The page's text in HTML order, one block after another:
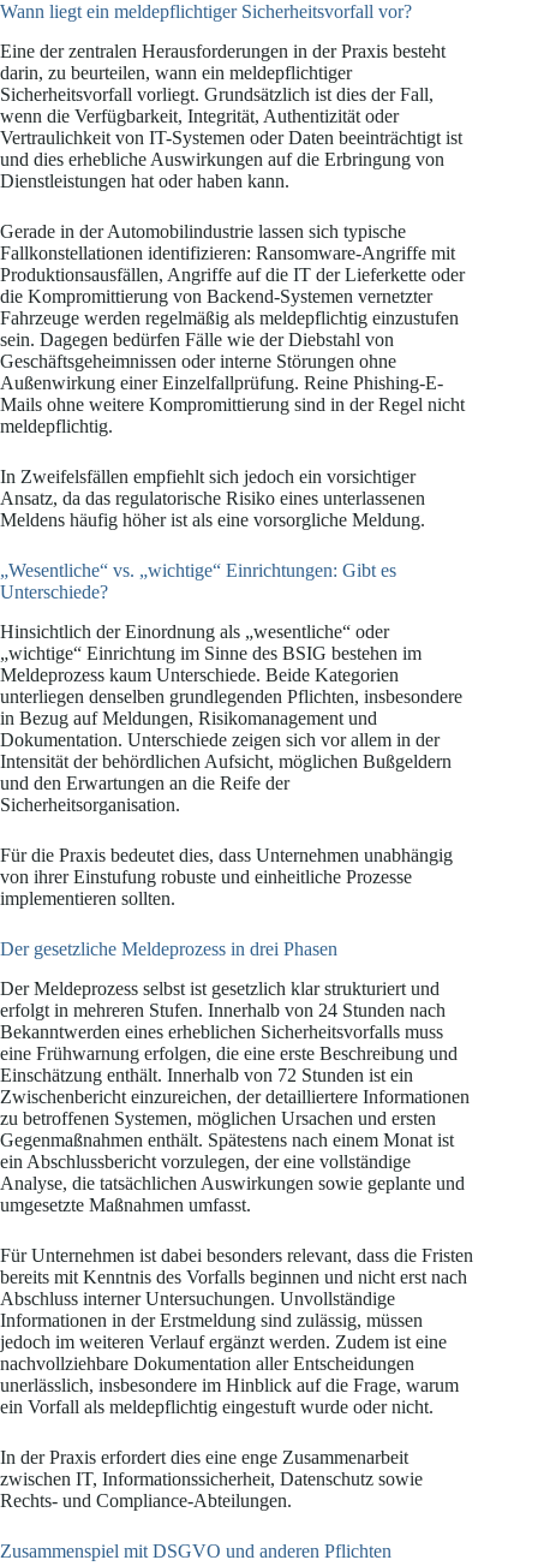
Wann liegt ein meldepflichtiger Sicherheitsvorfall vor?
Eine der zentralen Herausforderungen in der Praxis besteht
darin, zu beurteilen, wann ein meldepflichtiger
Sicherheitsvorfall vorliegt. Grundsätzlich ist dies der Fall,
wenn die Verfügbarkeit, Integrität, Authentizität oder
Vertraulichkeit von IT-Systemen oder Daten beeinträchtigt ist
und dies erhebliche Auswirkungen auf die Erbringung von
Dienstleistungen hat oder haben kann.
Gerade in der Automobilindustrie lassen sich typische
Fallkonstellationen identifizieren: Ransomware-Angriffe mit
Produktionsausfällen, Angriffe auf die IT der Lieferkette oder
die Kompromittierung von Backend-Systemen vernetzter
Fahrzeuge werden regelmäßig als meldepflichtig einzustufen
sein. Dagegen bedürfen Fälle wie der Diebstahl von
Geschäftsgeheimnissen oder interne Störungen ohne
Außenwirkung einer Einzelfallprüfung. Reine Phishing-E-
Mails ohne weitere Kompromittierung sind in der Regel nicht
meldepflichtig.
In Zweifelsfällen empfiehlt sich jedoch ein vorsichtiger
Ansatz, da das regulatorische Risiko eines unterlassenen
Meldens häufig höher ist als eine vorsorgliche Meldung.
„Wesentliche“ vs. „wichtige“ Einrichtungen: Gibt es
Unterschiede?
Hinsichtlich der Einordnung als „wesentliche“ oder
„wichtige“ Einrichtung im Sinne des BSIG bestehen im
Meldeprozess kaum Unterschiede. Beide Kategorien
unterliegen denselben grundlegenden Pflichten, insbesondere
in Bezug auf Meldungen, Risikomanagement und
Dokumentation. Unterschiede zeigen sich vor allem in der
Intensität der behördlichen Aufsicht, möglichen Bußgeldern
und den Erwartungen an die Reife der
Sicherheitsorganisation.
Für die Praxis bedeutet dies, dass Unternehmen unabhängig
von ihrer Einstufung robuste und einheitliche Prozesse
implementieren sollten.
Der gesetzliche Meldeprozess in drei Phasen
Der Meldeprozess selbst ist gesetzlich klar strukturiert und
erfolgt in mehreren Stufen. Innerhalb von 24 Stunden nach
Bekanntwerden eines erheblichen Sicherheitsvorfalls muss
eine Frühwarnung erfolgen, die eine erste Beschreibung und
Einschätzung enthält. Innerhalb von 72 Stunden ist ein
Zwischenbericht einzureichen, der detailliertere Informationen
zu betroffenen Systemen, möglichen Ursachen und ersten
Gegenmaßnahmen enthält. Spätestens nach einem Monat ist
ein Abschlussbericht vorzulegen, der eine vollständige
Analyse, die tatsächlichen Auswirkungen sowie geplante und
umgesetzte Maßnahmen umfasst.
Für Unternehmen ist dabei besonders relevant, dass die Fristen
bereits mit Kenntnis des Vorfalls beginnen und nicht erst nach
Abschluss interner Untersuchungen. Unvollständige
Informationen in der Erstmeldung sind zulässig, müssen
jedoch im weiteren Verlauf ergänzt werden. Zudem ist eine
nachvollziehbare Dokumentation aller Entscheidungen
unerlässlich, insbesondere im Hinblick auf die Frage, warum
ein Vorfall als meldepflichtig eingestuft wurde oder nicht.
In der Praxis erfordert dies eine enge Zusammenarbeit
zwischen IT, Informationssicherheit, Datenschutz sowie
Rechts- und Compliance-Abteilungen.
Zusammenspiel mit DSGVO und anderen Pflichten